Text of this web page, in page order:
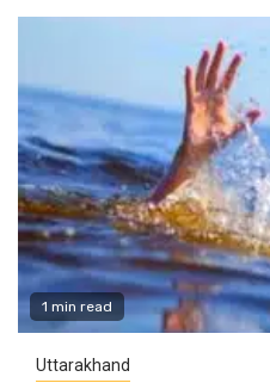
1 min read
Uttarakhand